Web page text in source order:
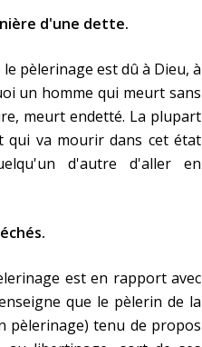
d'une dette.
pèlerinage est dû à Dieu, à
un homme qui meurt sans
meurt endetté. La plupart
qui va mourir dans cet état
d'autre d'aller en
est en rapport avec
que le pèlerin de la
pèlerinage) tenu de propos